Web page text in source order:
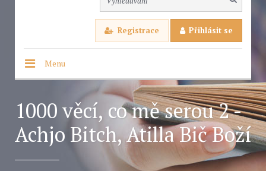
Registrace Přihlásit se
Menu
1000 věcí, co mě serou 2 -
Achjo Bitch, Atilla Bič Boží